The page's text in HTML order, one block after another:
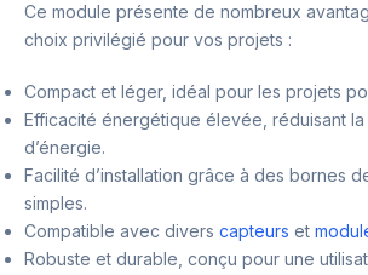
Ce module présente de nombreux
choix privilégié pour vos projets :
Compact et léger, idéal pour les projets
Efficacité énergétique élevée, réduisant la
d’énergie.
Facilité d’installation grâce à des bornes
simples.
Compatible avec divers capteurs et
Robuste et durable, conçu pour une